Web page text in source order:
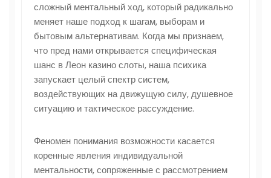
сложный ментальный ход, который радикально
меняет наше подход к шагам, выборам и
бытовым альтернативам. Когда мы признаем,
что пред нами открывается специфическая
шанс вЛеон казино слоты, наша психика
запускает целый спектр систем,
воздействующих на движущую силу, душевное
ситуацию и тактическое рассуждение.
Феномен понимания возможности касается
коренные явления индивидуальной
ментальности, сопряженные с рассмотрением